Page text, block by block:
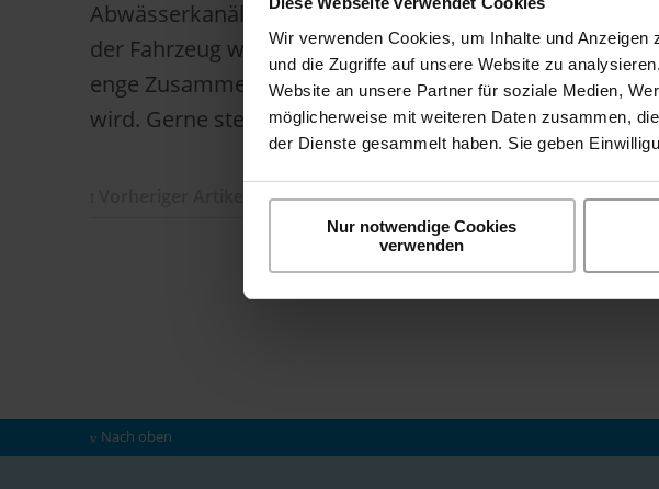
Wir verwenden Cookies, um Inhalte und
und die Zugriffe auf unsere Website zu
Website an unsere Partner für soziale Medien,
möglicherweise mit weiteren Daten zusammen,
der Dienste gesammelt haben. Sie geben
Nur notwendige Cookies
verwenden
Abwässerkanäle im Gleissbett in ganz England
der Fahrzeug wurde ein langjähriger Servicevertrag
enge Zusammenarbeit mit Network Rail noch viele
wird. Gerne steht Ihnen unser Vertrieb für weitere
Zurück zur Übersicht
Nach oben